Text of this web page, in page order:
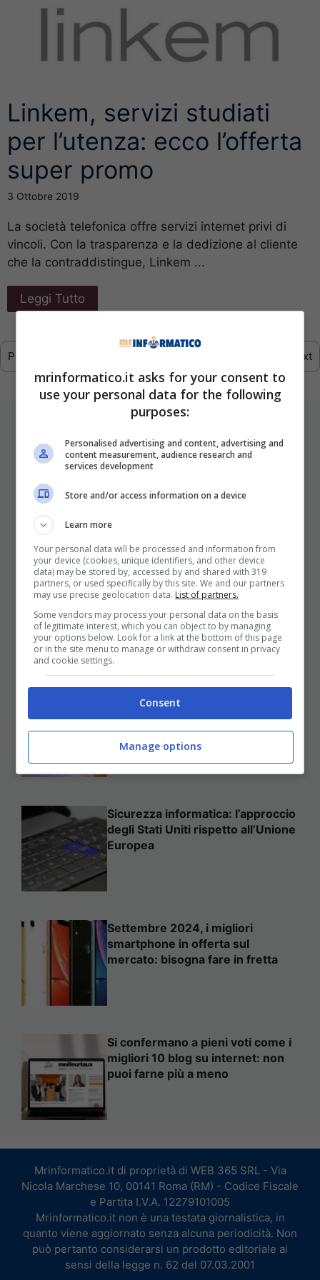
Linkem, servizi studiati
per l’utenza: ecco l’offerta
super promo
3 Ottobre 2019
La società telefonica offre servizi internet privi di
vincoli. Con la trasparenza e la dedizione al cliente
che la contraddistingue, Linkem ...
Leggi Tutto
Previous Next
I Pro E I Contro Di Una Nuova Moda
Che Punta A Cambiare Il Tabacco
Per Sempre
25 Novembre 2025
Come mettere in sicurezza il
Sicurezza informatica: l’approccio
degli Stati Uniti rispetto all’Unione
Europea
Settembre 2024, i migliori
smartphone in offerta sul
mercato: bisogna fare in fretta
Si confermano a pieni voti come i
migliori 10 blog su internet: non
puoi farne più a meno
Mrinformatico.it di proprietà di WEB 365 SRL - Via
Nicola Marchese 10, 00141 Roma (RM) - Codice Fiscale
e Partita I.V.A. 12279101005
Mrinformatico.it non è una testata giornalistica, in
quanto viene aggiornato senza alcuna periodicità. Non
può pertanto considerarsi un prodotto editoriale ai
sensi della legge n. 62 del 07.03.2001
mrinformatico.it asks for your consent to
use your personal data for the following
purposes:
Personalised advertising and content, advertising and
content measurement, audience research and
services development
Store and/or access information on a device
Learn more
Your personal data will be processed and information from
your device (cookies, unique identifiers, and other device
data) may be stored by, accessed by and shared with 319
partners, or used specifically by this site. We and our partners
may use precise geolocation data. List of partners.
Some vendors may process your personal data on the basis
of legitimate interest, which you can object to by managing
your options below. Look for a link at the bottom of this page
or in the site menu to manage or withdraw consent in privacy
and cookie settings.
Consent
Manage options